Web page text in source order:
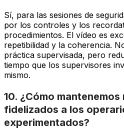
Sí, para las sesiones de
por los controles y los
procedimientos. El vídeo es
repetibilidad y la coherencia.
práctica supervisada, pero
tiempo que los supervisores
mismo.
10. ¿Cómo
fidelizados a los
experimentados?